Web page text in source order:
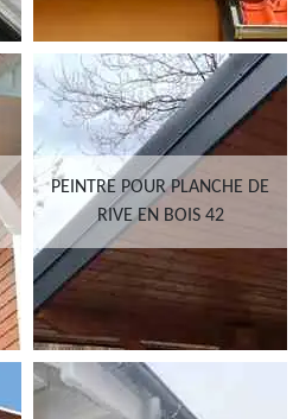
PEINTRE POUR PLANCHE DE
RIVE EN BOIS 42